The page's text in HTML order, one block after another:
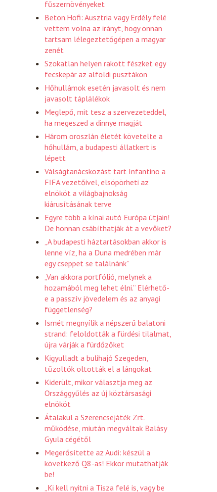
fűszernövényeket
Beton.Hofi: Ausztria vagy Erdély felé
vettem volna az irányt, hogy onnan
tartsam lélegeztetőgépen a magyar
zenét
Szokatlan helyen rakott fészket egy
fecskepár az alföldi pusztákon
Hőhullámok esetén javasolt és nem
javasolt táplálékok
Meglepő, mit tesz a szervezeteddel,
ha megeszed a dinnye magját
Három oroszlán életét követelte a
hőhullám, a budapesti állatkert is
lépett
Válságtanácskozást tart Infantino a
FIFA vezetőivel, elsöpörheti az
elnököt a világbajnokság
kiárusításának terve
Egyre több a kínai autó Európa útjain!
De honnan csábíthatják át a vevőket?
„A budapesti háztartásokban akkor is
lenne víz, ha a Duna medrében már
egy cseppet se találnánk”
„Van akkora portfólió, melynek a
hozamából meg lehet élni.” Elérhető-
e a passzív jövedelem és az anyagi
függetlenség?
Ismét megnyílik a népszerű balatoni
strand: feloldották a fürdési tilalmat,
újra várják a fürdőzőket
Kigyulladt a bulihajó Szegeden,
tűzoltók oltották el a lángokat
Kiderült, mikor választja meg az
Országgyűlés az új köztársasági
elnököt
Átalakul a Szerencsejáték Zrt.
működése, miután megváltak Balásy
Gyula cégétől
Megerősítette az Audi: készül a
következő Q8-as! Ekkor mutathatják
be!
„Ki kell nyitni a Tisza felé is, vagy be